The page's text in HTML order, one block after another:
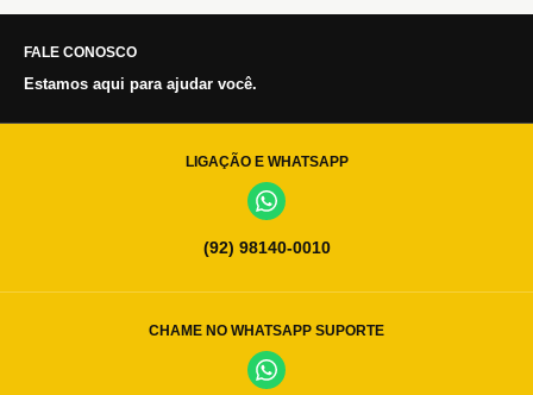
FALE CONOSCO
Estamos aqui para ajudar você.
LIGAÇÃO E WHATSAPP
(92) 98140-0010
CHAME NO WHATSAPP SUPORTE